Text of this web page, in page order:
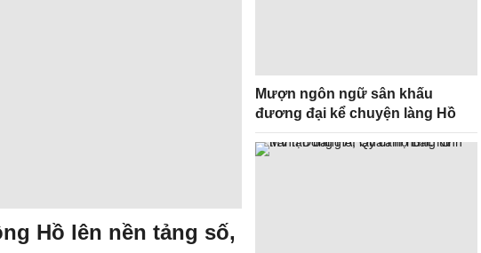
Hồ lên nền tảng số,
Mượn ngôn ngữ sân khấu
đương đại kể chuyện làng Hồ